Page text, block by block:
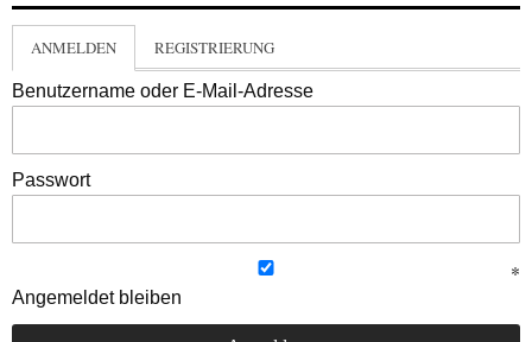
ANMELDEN REGISTRIERUNG
Benutzername oder E-Mail-Adresse
Passwort
Angemeldet bleiben